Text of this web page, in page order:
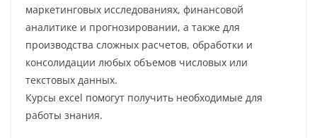
маркетинговых исследованиях, финансовой
аналитике и прогнозировании, а также для
производства сложных расчетов, обработки и
консолидации любых объемов числовых или
текстовых данных.
Курсы excel помогут получить необходимые для
работы знания.